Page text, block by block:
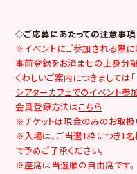
◇ご応募にあたっての注意事項
※イベントにご参加される際に
事前登録をお済ませの上身分証
くわしいご案内につきましては「
シアターカフェでのイベント参
会員登録方法はこちら
※チケットは現金のみのお取扱
※入場は、ご当選1枠につき1名
で予めご了承ください。
※座席は当選順の自由席です。